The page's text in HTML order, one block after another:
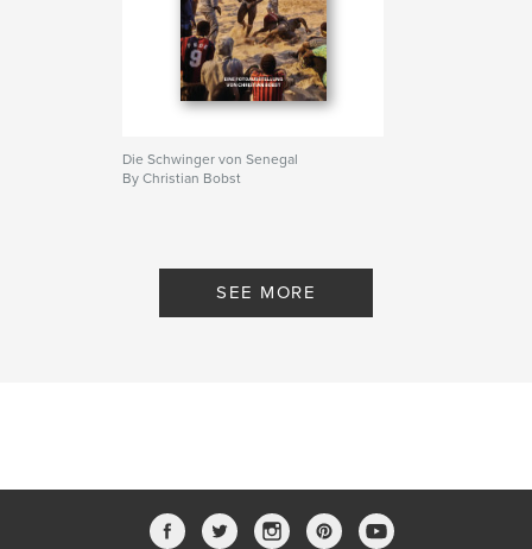
Die Schwinger von Senegal
By Christian Bobst
SEE MORE